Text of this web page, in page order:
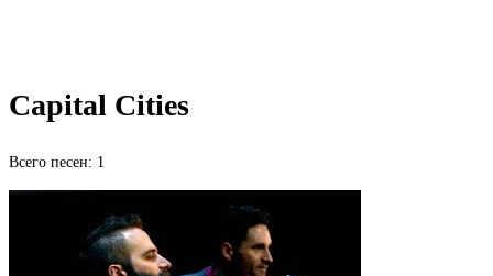
Capital Cities
Всего песен: 1